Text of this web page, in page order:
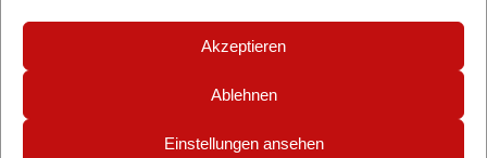
Akzeptieren
Ablehnen
Einstellungen ansehen
Impressum|Datenschutz